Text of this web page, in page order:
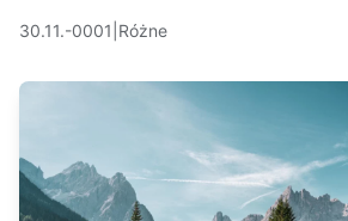
30.11.-0001 Różne